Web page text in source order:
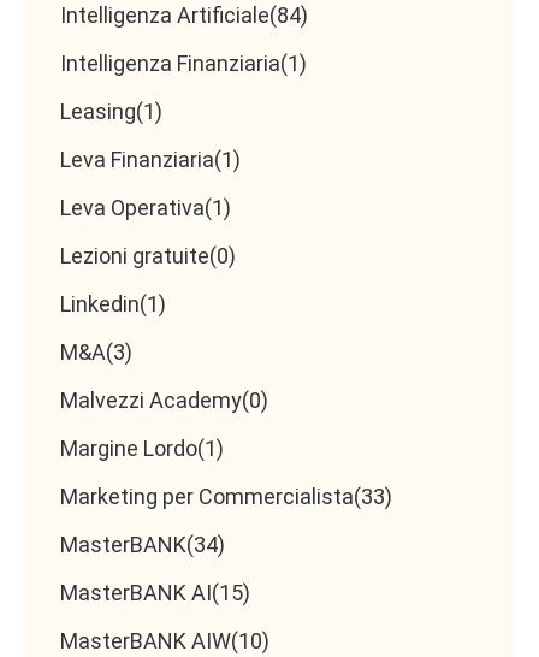
Intelligenza Artificiale(84)
Intelligenza Finanziaria(1)
Leasing(1)
Leva Finanziaria(1)
Leva Operativa(1)
Lezioni gratuite(0)
Linkedin(1)
M&A(3)
Malvezzi Academy(0)
Margine Lordo(1)
Marketing per Commercialista(33)
MasterBANK(34)
MasterBANK AI(15)
MasterBANK AIW(10)